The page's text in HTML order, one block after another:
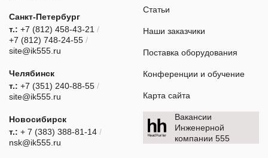
Санкт-Петербург
т.: +7 (812) 458-43-21 /
+7 (812) 748-24-55 /
site@ik555.ru
Челябинск
т.: +7 (351) 240-88-55 /
site@ik555.ru
Новосибирск
т.: + 7 (383) 388-81-14 /
nsk@ik555.ru
Статьи
Наши заказчики
Поставка оборудования
Конференции и обучение
Карта сайта
Вакансии
Инженерной
компании 555